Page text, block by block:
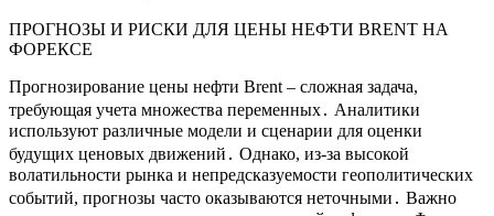
ПРОГНОЗЫ И РИСКИ ДЛЯ ЦЕНЫ НЕФТИ BRENT НА
ФОРЕКСЕ
Прогнозирование цены нефти Brent – сложная задача,
требующая учета множества переменных․ Аналитики
используют различные модели и сценарии для оценки
будущих ценовых движений․ Однако, из-за высокой
волатильности рынка и непредсказуемости геополитических
событий, прогнозы часто оказываются неточными․ Важно